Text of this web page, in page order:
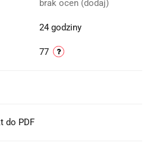
brak ocen (dodaj)
24 godziny
77
do PDF